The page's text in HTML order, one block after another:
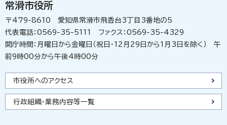
常滑市役所
〒479-8610 愛知県常滑市飛香台3丁目3番地の5
代表電話：0569-35-5111 ファクス：0569-35-4329
開庁時間：月曜日から金曜日（祝日・12月29日から1月3日を除く） 午
前9時00分から午後4時00分
市役所へのアクセス
行政組織・業務内容等一覧